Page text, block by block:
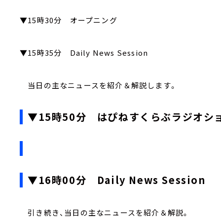
▼15時30分 オープニング
▼15時35分 Daily News Session
当日の主なニュースを紹介＆解説します。
▼15時50分 はぴねすくらぶラジオシ
▼16時00分 Daily News Session
引き続き、当日の主なニュースを紹介＆解説。